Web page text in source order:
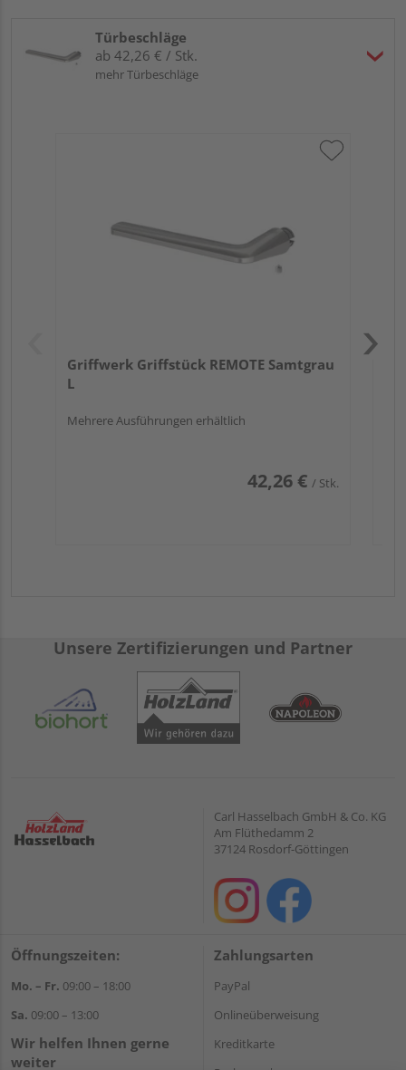
Türbeschläge
ab 42,26 € / Stk.
mehr Türbeschläge
Griffwerk Griffstück REMOTE Samtgrau
L
Mehrere Ausführungen erhältlich
42,26 € / Stk.
Unsere Zertifizierungen und Partner
Carl Hasselbach GmbH & Co. KG
Am Flüthedamm 2
37124 Rosdorf-Göttingen
Öffnungszeiten:
Mo. – Fr. 09:00 – 18:00
Sa. 09:00 – 13:00
Wir helfen Ihnen gerne
weiter
Zahlungsarten
PayPal
Onlineüberweisung
Kreditkarte